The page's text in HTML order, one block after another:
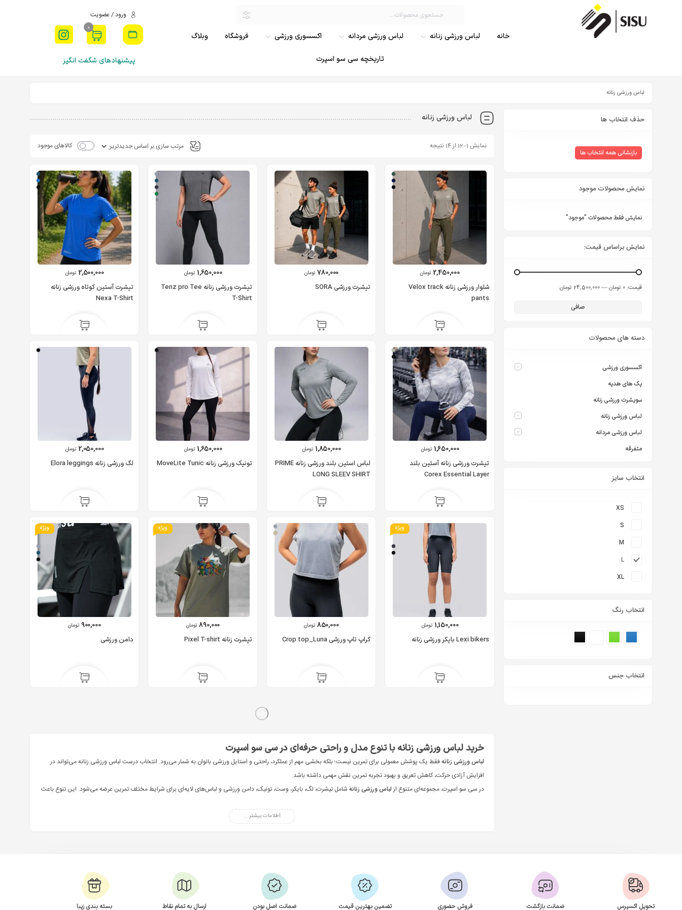
خانه لباس ورزشی زنانه لباس ورزشی مردانه اکسسوری ورزشی فروشگاه وبلاگ
تاریخچه سی سو اسپرت
ورود / عضویت
0
پیشنهادهای شگفت انگیز
لباس ورزشی زنانه
لباس ورزشی زنانه
نمایش 1–12 از 14 نتیجه کالاهای موجود
2,450,000 تومان
شلوار ورزشی زنانه Velox track
pants
780,000 تومان
تیشرت ورزشی SORA
+
1,650,000 تومان
تیشرت ورزشی زنانه Tenz pro Tee
T-Shirt
+
2,500,000 تومان
تیشرت آستین کوتاه ورزشی زنانه
Nexa T-Shirt
1,650,000 تومان
تیشرت ورزشی زنانه آستین بلند
Corex Essential Layer
1,850,000 تومان
لباس استین بلند ورزشی زنانه PRIME
LONG SLEEV SHIRT
1,650,000 تومان
تونیک ورزشی زنانه MoveLite Tunic
2,050,000 تومان
لگ ورزشی زنانه Elora leggings
ویژه
1,150,000 تومان
Lexi bikers بایکر ورزشی زنانه
850,000 تومان
کراپ تاپ ورزشی Crop top_Luna
ویژه
890,000 تومان
تیشرت زنانه Pixel T-shirt
ویژه
900,000 تومان
دامن ورزشی
900,000 تومان
لباس ورزشی کلاه دار زنانه سویشرت ورزشی زنانه Breeze
در سی سو اسپرت، مجموعه‌ای متنوع از
لباس ورزشی زنانه
شامل تیشرت، لگ، بایکر، وست، تونیک، دامن ورزشی و لباس‌های لایه‌ای برای شرایط مختلف تمرین عرضه می‌شود. این تنوع باعث
می‌شود هر بانویی بتواند بر اساس نوع فعالیت، سلیقه و نیاز خود، بهترین لباس اسپرت زنانه را انتخاب کند.
حذف انتخاب ها
بازنشانی همه انتخاب ها
نمایش محصولات موجود
نمایش فقط محصولات "موجود"
نمایش براساس قیمت:
صافی
قيمت: 0 تومان —24,500,000 تومان
دسته های محصولات
اکسسوری ورزشی
پک های هدیه
سویشرت ورزشی زنانه
لباس ورزشی زنانه
لباس ورزشی مردانه
متفرقه
انتخاب سایز
XS
S
M
L
XL
انتخاب رنگ
انتخاب جنس